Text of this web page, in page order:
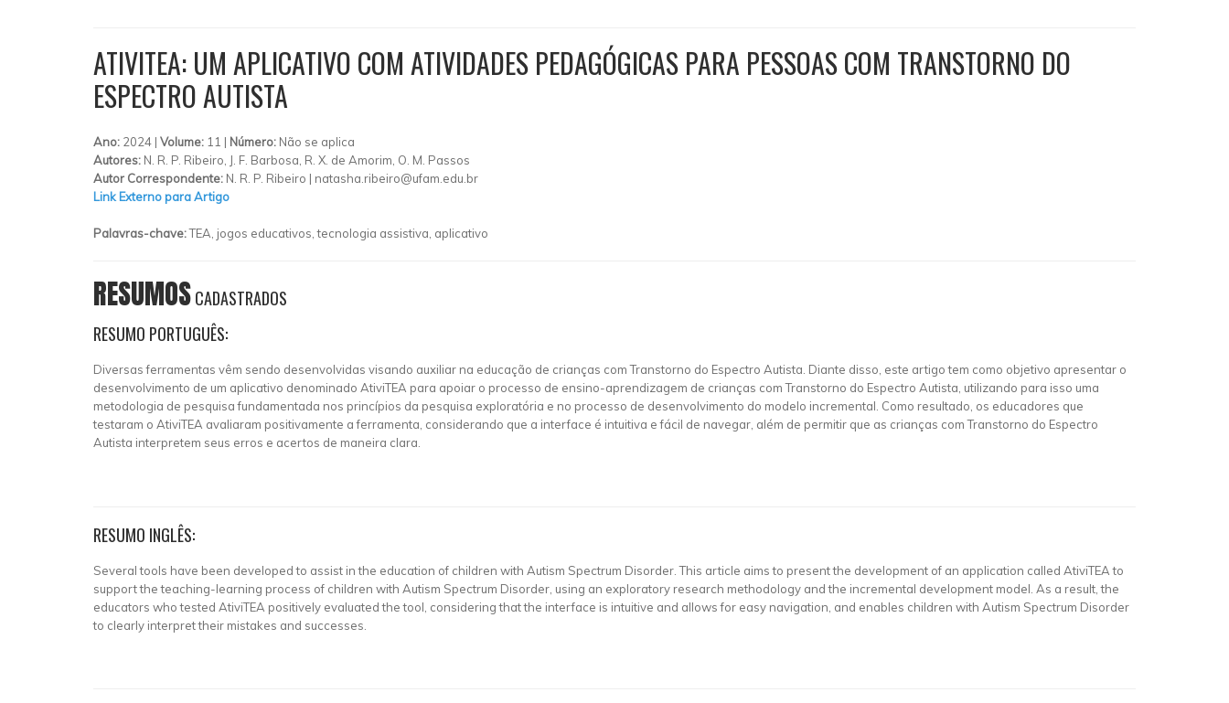
ATIVITEA: UM APLICATIVO COM ATIVIDADES PEDAGÓGICAS PARA PESSOAS COM TRANSTORNO DO
ESPECTRO AUTISTA
Ano: 2024 | Volume: 11 | Número: Não se aplica
Autores: N. R. P. Ribeiro, J. F. Barbosa, R. X. de Amorim, O. M. Passos
Autor Correspondente: N. R. P. Ribeiro | natasha.ribeiro@ufam.edu.br
Link Externo para Artigo
Palavras-chave:TEA, jogos educativos, tecnologia assistiva, aplicativo
RESUMOSCADASTRADOS
RESUMO PORTUGUÊS:
Diversas ferramentas vêm sendo desenvolvidas visando auxiliar na educação de crianças com Transtorno do Espectro Autista. Diante disso, este artigo tem como objetivo apresentar o
desenvolvimento de um aplicativo denominado AtiviTEA para apoiar o processo de ensino-aprendizagem de crianças com Transtorno do Espectro Autista, utilizando para isso uma
metodologia de pesquisa fundamentada nos princípios da pesquisa exploratória e no processo de desenvolvimento do modelo incremental. Como resultado, os educadores que
testaram o AtiviTEA avaliaram positivamente a ferramenta, considerando que a interface é intuitiva e fácil de navegar, além de permitir que as crianças com Transtorno do Espectro
Autista interpretem seus erros e acertos de maneira clara.
RESUMO INGLÊS:
Several tools have been developed to assist in the education of children with Autism Spectrum Disorder. This article aims to present the development of an application called AtiviTEA to
support the teaching-learning process of children with Autism Spectrum Disorder, using an exploratory research methodology and the incremental development model. As a result, the
educators who tested AtiviTEA positively evaluated the tool, considering that the interface is intuitive and allows for easy navigation, and enables children with Autism Spectrum Disorder
to clearly interpret their mistakes and successes.